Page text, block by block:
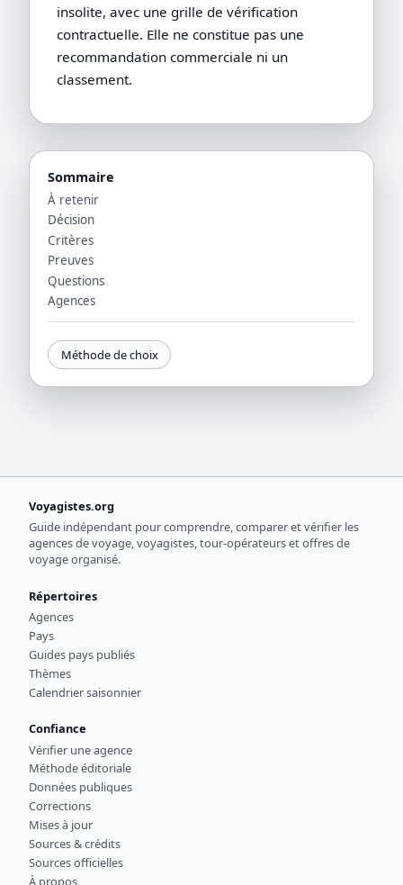
insolite, avec une grille de vérification
contractuelle. Elle ne constitue pas une
recommandation commerciale ni un
classement.
Sommaire
À retenir
Décision
Critères
Preuves
Questions
Agences
Méthode de choix
Voyagistes.org
Guide indépendant pour comprendre, comparer et vérifier les
agences de voyage, voyagistes, tour-opérateurs et offres de
voyage organisé.
Répertoires
Agences
Pays
Guides pays publiés
Thèmes
Calendrier saisonnier
Confiance
Vérifier une agence
Méthode éditoriale
Données publiques
Corrections
Mises à jour
Sources & crédits
Sources officielles
À propos